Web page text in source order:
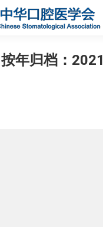
按年归档： 2021